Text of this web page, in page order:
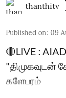
thanthitv
Published on: 09
🔴LIVE :
"திமுகவுடன்
களேபரம்